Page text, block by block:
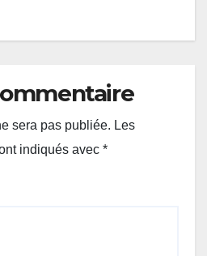
sera pas publiée. Les
indiqués avec *